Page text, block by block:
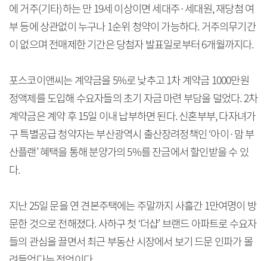
에 거주(기타)하는 만 19세 이상이면 세대주·세대원, 재당첨 여
부 등에 상관없이 누구나 1순위 청약이 가능하다. 거주의무기간
이 없으며 전매제한 기간은 당첨자 발표일로부터 6개월까지다.
포스코이앤씨는 계약금을 5%로 낮추고 1차 계약금 1000만원
정액제를 도입해 수요자들의 초기 자금 마련 부담을 덜었다. 2차
계약금은 계약 후 15일 이내 납부하면 된다. 신혼부부, 다자녀가
구 특별공급 청약자는 부산광역시 출산장려정책인 ‘아이·맘 부
산플랜’ 혜택을 통해 분양가의 5%를 잔금에서 할인받을 수 있
다.
지난 25일 문을 연 견본주택에는 주말까지 사흘간 1만여명이 방
문한 것으로 전해졌다. 사하구 첫 ‘더샵’ 브랜드 아파트로 수요자
들의 관심을 끌면서 최근 부동산 시장에서 보기 드문 인파가 몰